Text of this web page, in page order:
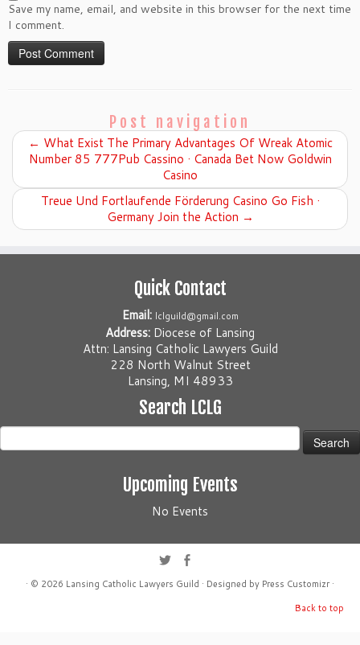
Save my name, email, and website in this browser for the next time
I comment.
Post navigation
← What Exist The Primary Advantages Of Wreak Atomic
Number 85 777Pub Cassino · Canada Bet Now Goldwin
Casino
Treue Und Fortlaufende Förderung Casino Go Fish ·
Germany Join the Action →
Quick Contact
Email: lclguild@gmail.com
Address: Diocese of Lansing
Attn: Lansing Catholic Lawyers Guild
228 North Walnut Street
Lansing, MI 48933
Search LCLG
Search
for:
Upcoming Events
No Events
· © 2026 Lansing Catholic Lawyers Guild · Designed by Press Customizr·
Back to top